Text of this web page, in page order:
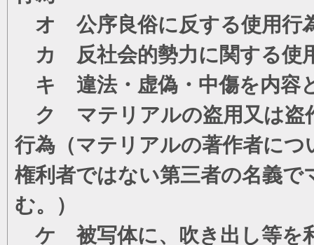
オ 公序良俗に反する使用行
カ 反社会的勢力に関する使
キ 違法・虚偽・中傷を内容
ク マテリアルの盗用又は盗
行為（マテリアルの著作者に
権利者ではない第三者の名義
む。）
ケ 被写体に、吹き出し等を